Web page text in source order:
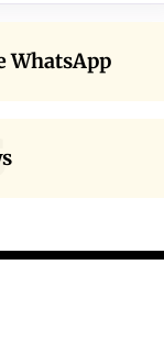
WhatsApp